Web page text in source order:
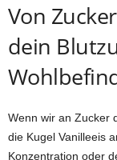
Von
dein
Wenn wir an Zucker
die Kugel Vanilleeis
Konzentration oder